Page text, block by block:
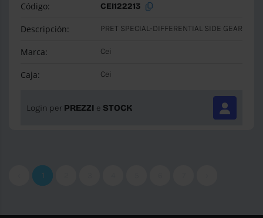
Código: CEI122213
Descripción: PRET SPECIAL-DIFFERENTIAL SIDE GEAR
Marca: Cei
Caja: Cei
Login per PREZZI e STOCK
1